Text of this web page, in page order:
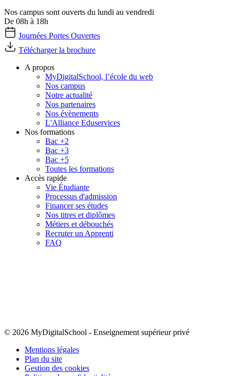
Nos campus sont ouverts du lundi au vendredi
De 08h à 18h
Journées Portes Ouvertes
Télécharger la brochure
A propos
MyDigitalSchool, l’école du web
Nos campus
Notre actualité
Nos partenaires
Nos évènements
L'Alliance Eduservices
Nos formations
Bac +2
Bac +3
Bac +5
Toutes les formations
Accès rapide
Vie Étudiante
Processus d'admission
Financer ses études
Nos titres et diplômes
Métiers et débouchés
Recruter un Apprenti
FAQ
© 2026 MyDigitalSchool - Enseignement supérieur privé
Mentions légales
Plan du site
Gestion des cookies